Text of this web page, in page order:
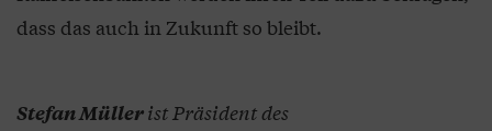
dass das auch in Zukunft so bleibt.
Stefan Müllerist Präsident des